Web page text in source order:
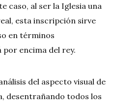
caso, al ser la Iglesia una
esta inscripción sirve
en términos
encima del rey.
del aspecto visual de
desentrañando todos los